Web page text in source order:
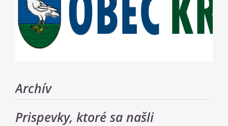
Archív
Prispevky, ktoré sa našli